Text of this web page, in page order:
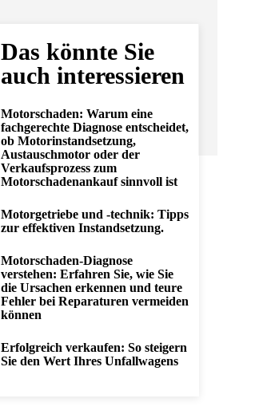
Das könnte Sie
auch interessieren
Motorschaden: Warum eine
fachgerechte Diagnose entscheidet,
ob Motorinstandsetzung,
Austauschmotor oder der
Verkaufsprozess zum
Motorschadenankauf sinnvoll ist
Motorgetriebe und -technik: Tipps
zur effektiven Instandsetzung.
Motorschaden-Diagnose
verstehen: Erfahren Sie, wie Sie
die Ursachen erkennen und teure
Fehler bei Reparaturen vermeiden
können
Erfolgreich verkaufen: So steigern
Sie den Wert Ihres Unfallwagens